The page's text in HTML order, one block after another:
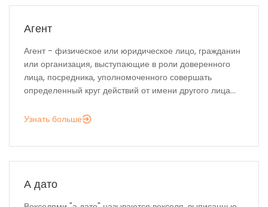
Агент
Агент - физическое или юридическое лицо, гражданин
или организация, выступающие в роли доверенного
лица, посредника, уполномоченного совершать
определенный круг действий от имени другого лица...
Узнать больше
А дато